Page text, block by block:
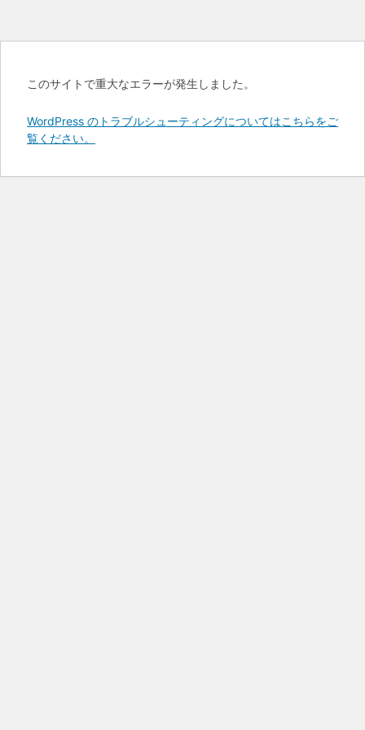
このサイトで重大なエラーが発生しました。
WordPress のトラブルシューティングについてはこちらをご
覧ください。